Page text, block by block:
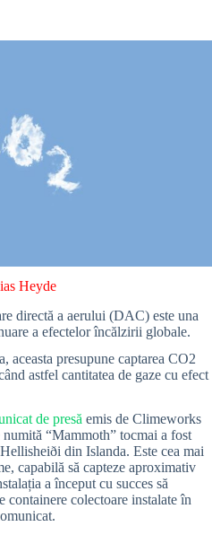
Heyde
directă a aerului (DAC) este una
a efectelor încălzirii globale.
aceasta presupune captarea CO2
astfel cantitatea de gaze cu efect
de presă emis de Climeworks
“Mammoth” tocmai a fost
din Islanda. Este cea mai
capabilă să capteze aproximativ
a început cu succes să
containere colectoare instalate în